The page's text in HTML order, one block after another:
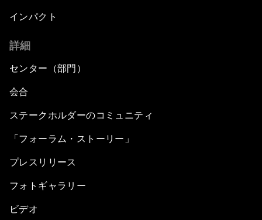
インパクト
詳細
センター（部門）
会合
ステークホルダーのコミュニティ
「フォーラム・ストーリー」
プレスリリース
フォトギャラリー
ビデオ